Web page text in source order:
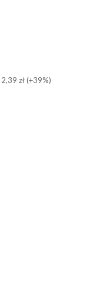
2,39 zł (+39%)